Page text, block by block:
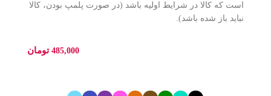
است که کالا در شرایط اولیه باشد (در صورت پلمپ بودن، کالا
نباید باز شده باشد).
485,000 تومان